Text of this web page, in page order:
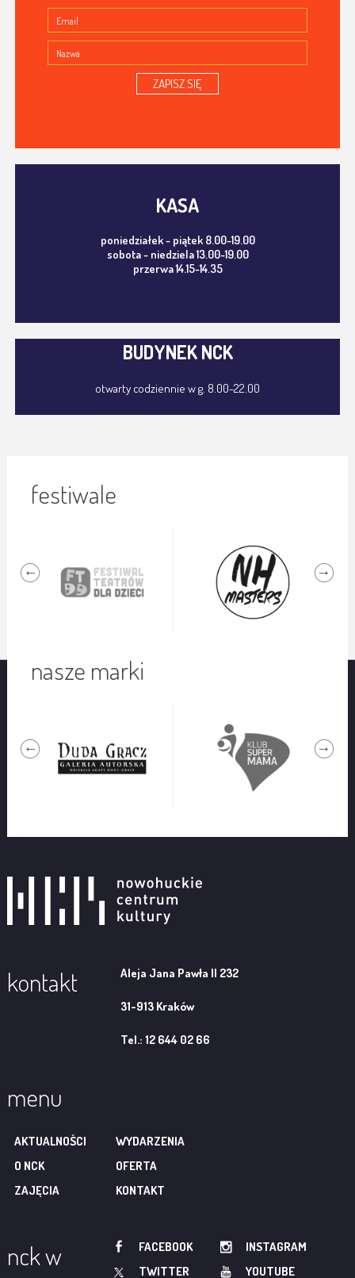
ZAPISZ SIĘ
KASA
poniedziałek - piątek 8.00-19.00
sobota - niedziela 13.00-19.00
przerwa 14.15-14.35
BUDYNEK NCK
otwarty codziennie w g. 8.00-22.00
festiwale
nasze marki
kontakt Aleja Jana Pawła II 232
31-913 Kraków
Tel.: 12 644 02 66
menu
AKTUALNOŚCI
WYDARZENIA
O NCK
OFERTA
ZAJĘCIA
KONTAKT
nck w
FACEBOOK
INSTAGRAM
TWITTER
YOUTUBE